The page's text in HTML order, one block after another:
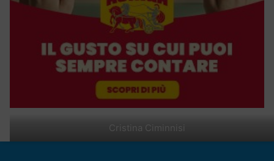
Cristina Ciminnisi